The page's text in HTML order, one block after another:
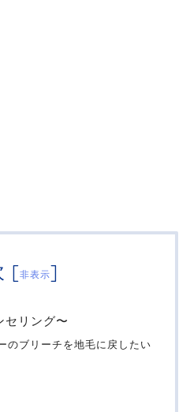
[非表示]
セリング〜
のブリーチを地毛に戻したい